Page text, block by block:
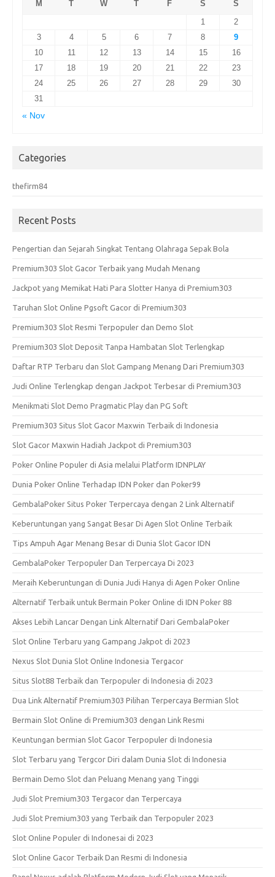
M T W T F S
S
1
2
3
4 5 6 7 8
9
10
11 12 13 14 15
16
17
18 19 20 21 22
23
24
25 26 27 28 29
30
31
« Nov
Categories
thefirm84
Recent Posts
Pengertian dan Sejarah Singkat Tentang Olahraga Sepak Bola
Premium303 Slot Gacor Terbaik yang Mudah Menang
Jackpot yang Memikat Hati Para Slotter Hanya di Premium303
Taruhan Slot Online Pgsoft Gacor di Premium303
Premium303 Slot Resmi Terpopuler dan Demo Slot
Premium303 Slot Deposit Tanpa Hambatan Slot Terlengkap
Daftar RTP Terbaru dan Slot Gampang Menang Dari Premium303
Judi Online Terlengkap dengan Jackpot Terbesar di Premium303
Menikmati Slot Demo Pragmatic Play dan PG Soft
Premium303 Situs Slot Gacor Maxwin Terbaik di Indonesia
Slot Gacor Maxwin Hadiah Jackpot di Premium303
Poker Online Populer di Asia melalui Platform IDNPLAY
Dunia Poker Online Terhadap IDN Poker dan Poker99
GembalaPoker Situs Poker Terpercaya dengan 2 Link Alternatif
Keberuntungan yang Sangat Besar Di Agen Slot Online Terbaik
Tips Ampuh Agar Menang Besar di Dunia Slot Gacor IDN
GembalaPoker Terpopuler Dan Terpercaya Di 2023
Meraih Keberuntungan di Dunia Judi Hanya di Agen Poker Online
Alternatif Terbaik untuk Bermain Poker Online di IDN Poker 88
Akses Lebih Lancar Dengan Link Alternatif Dari GembalaPoker
Slot Online Terbaru yang Gampang Jakpot di 2023
Nexus Slot Dunia Slot Online Indonesia Tergacor
Situs Slot88 Terbaik dan Terpopuler di Indonesia di 2023
Dua Link Alternatif Premium303 Pilihan Terpercaya Bermian Slot
Bermain Slot Online di Premium303 dengan Link Resmi
Keuntungan bermian Slot Gacor Terpopuler di Indonesia
Slot Terbaru yang Tergcor Diri dalam Dunia Slot di Indonesia
Bermain Demo Slot dan Peluang Menang yang Tinggi
Judi Slot Premium303 Tergacor dan Terpercaya
Judi Slot Premium303 yang Terbaik dan Terpopuler 2023
Slot Online Populer di Indonesai di 2023
Slot Online Gacor Terbaik Dan Resmi di Indonesia